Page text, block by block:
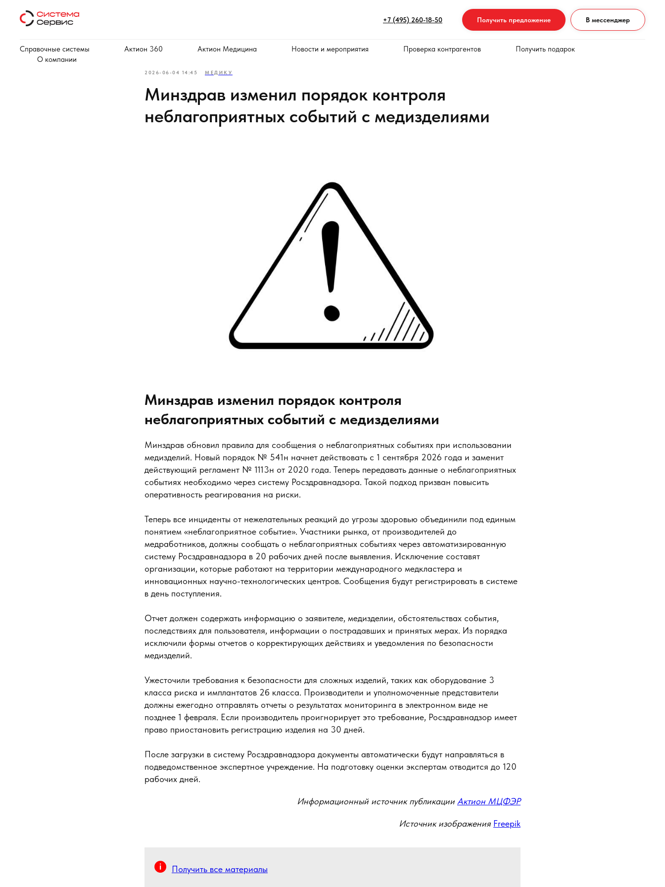
+7 (495) 260-18-50 Получить предложение В мессенджер
Справочные системы Актион 360 Актион Медицина Новости и мероприятия Проверка контрагентов
Получить подарок
О компании
2026-06-04 14:45 МЕДИКУ
Минздрав изменил порядок контроля
неблагоприятных событий с медизделиями
Минздрав изменил порядок контроля
неблагоприятных событий с медизделиями
Минздрав обновил правила для сообщения о неблагоприятных событиях при использовании
медизделий. Новый порядок № 541н начнет действовать с 1 сентября 2026 года и заменит
действующий регламент № 1113н от 2020 года. Теперь передавать данные о неблагоприятных
событиях необходимо через систему Росздравнадзора. Такой подход призван повысить
оперативность реагирования на риски.
Теперь все инциденты от нежелательных реакций до угрозы здоровью объединили под единым
понятием «неблагоприятное событие». Участники рынка, от производителей до
медработников, должны сообщать о неблагоприятных событиях через автоматизированную
систему Росздравнадзора в 20 рабочих дней после выявления. Исключение составят
организации, которые работают на территории международного медкластера и
инновационных научно-технологических центров. Сообщения будут регистрировать в системе
в день поступления.
Отчет должен содержать информацию о заявителе, медизделии, обстоятельствах события,
последствиях для пользователя, информации о пострадавших и принятых мерах. Из порядка
исключили формы отчетов о корректирующих действиях и уведомления по безопасности
медизделий.
Ужесточили требования к безопасности для сложных изделий, таких как оборудование 3
класса риска и имплантатов 2б класса. Производители и уполномоченные представители
должны ежегодно отправлять отчеты о результатах мониторинга в электронном виде не
позднее 1 февраля. Если производитель проигнорирует это требование, Росздравнадзор имеет
право приостановить регистрацию изделия на 30 дней.
После загрузки в систему Росздравнадзора документы автоматически будут направляться в
подведомственное экспертное учреждение. На подготовку оценки экспертам отводится до 120
рабочих дней.
Информационный источник публикации Актион МЦФЭР
Источник изображения Freepik
Получить все материалы